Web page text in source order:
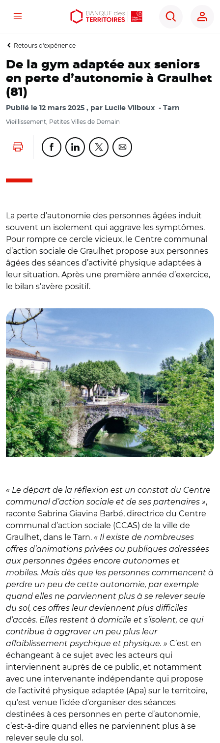
Aller
contenu
Aller
menu
Ouvrir
outils
Menu
Rechercher
Retours d'expérience
De la gym adaptée aux seniors
en perte d’autonomie à Graulhet
(81)
Publié le 12 mars 2025 par Lucile Vilboux Tarn
Vieillissement, Petites Villes de Demain
Lancer l'impressionPartager cette page sur Facebook
Partager cette page sur Linkedin
Partager cette page sur Twitter
Partager cette page sur
La perte d’autonomie des personnes âgées induit
souvent un isolement qui aggrave les symptômes.
Pour rompre ce cercle vicieux, le Centre communal
d’action sociale de Graulhet propose aux personnes
âgées des séances d’activité physique adaptées à
leur situation. Après une première année d’exercice,
le bilan s’avère positif.
« Le départ de la réflexion est un constat du Centre
communal d’action sociale et de ses partenaires »,
raconte Sabrina Giavina Barbé, directrice du Centre
communal d’action sociale (CCAS) de la ville de
Graulhet, dans le Tarn. « Il existe de nombreuses
offres d’animations privées ou publiques adressées
aux personnes âgées encore autonomes et
mobiles. Mais dès que les personnes commencent à
perdre un peu de cette autonomie, par exemple
quand elles ne parviennent plus à se relever seule
du sol, ces offres leur deviennent plus difficiles
d’accès. Elles restent à domicile et s’isolent, ce qui
contribue à aggraver un peu plus leur
affaiblissement psychique et physique. » C’est en
échangeant à ce sujet avec les acteurs qui
interviennent auprès de ce public, et notamment
avec une intervenante indépendante qui propose
de l’activité physique adaptée (Apa) sur le territoire,
qu’est venue l’idée d’organiser des séances
destinées à ces personnes en perte d’autonomie,
c’est-à-dire quand elles ne parviennent plus à se
relever seule du sol.